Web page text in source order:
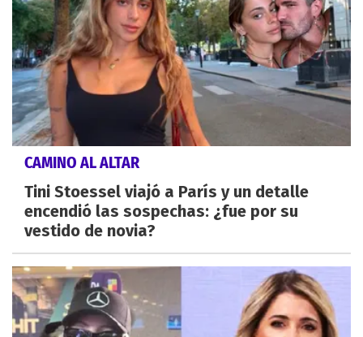
CAMINO AL ALTAR
Tini Stoessel viajó a París y un detalle
encendió las sospechas: ¿fue por su
vestido de novia?